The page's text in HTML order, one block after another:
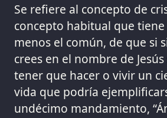
Se refiere al concepto de
concepto habitual que
menos el común, de que si
crees en el nombre de
tener que hacer o vivir un
vida que podría
undécimo mandamiento,